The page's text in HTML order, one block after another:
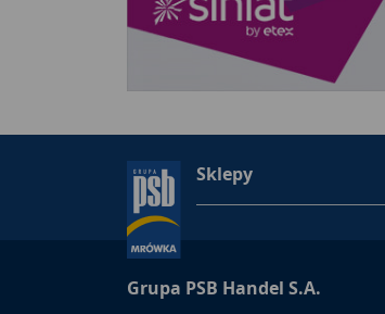
Sklepy
Grupa PSB Handel S.A.